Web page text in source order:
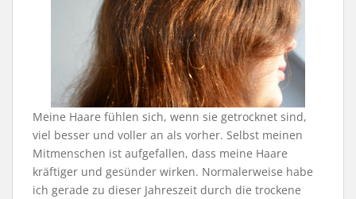
Meine Haare fühlen sich, wenn sie getrocknet sind,
viel besser und voller an als vorher. Selbst meinen
Mitmenschen ist aufgefallen, dass meine Haare
kräftiger und gesünder wirken. Normalerweise habe
ich gerade zu dieser Jahreszeit durch die trockene